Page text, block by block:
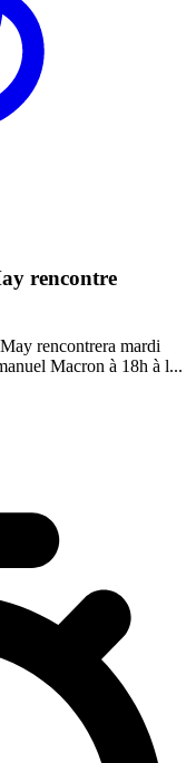
rencontre
rencontrera mardi
Macron à 18h à l...